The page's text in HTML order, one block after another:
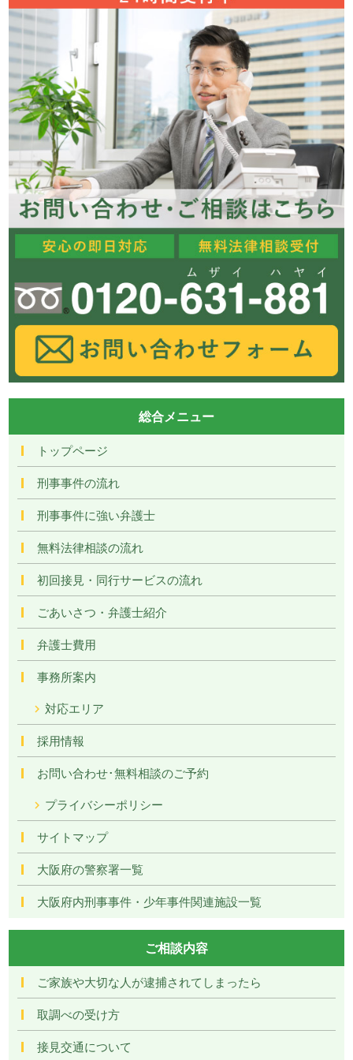
総合メニュー
トップページ
刑事事件の流れ
刑事事件に強い弁護士
無料法律相談の流れ
初回接見・同行サービスの流れ
ごあいさつ・弁護士紹介
弁護士費用
事務所案内
対応エリア
採用情報
お問い合わせ･無料相談のご予約
プライバシーポリシー
サイトマップ
大阪府の警察署一覧
大阪府内刑事事件・少年事件関連施設一覧
ご相談内容
ご家族や大切な人が逮捕されてしまったら
取調べの受け方
接見交通について